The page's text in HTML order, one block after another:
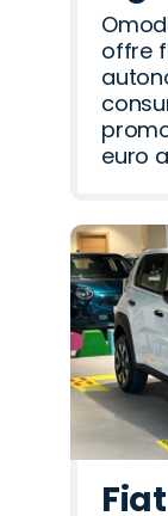
offre
euro